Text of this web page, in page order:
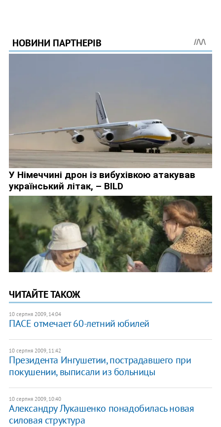
ЧИТАЙТЕ ТАКОЖ
10 серпня 2009, 14:04
ПАСЕ отмечает 60-летний юбилей
10 серпня 2009, 11:42
Президента Ингушетии, пострадавшего при
покушении, выписали из больницы
10 серпня 2009, 10:40
Александру Лукашенко понадобилась новая
силовая структура